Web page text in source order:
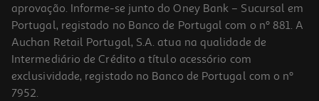
aprovação. Informe-se junto do Oney Bank – Sucursal em
Portugal, registado no Banco de Portugal com o nº 881. A
Auchan Retail Portugal, S.A. atua na qualidade de
Intermediário de Crédito a título acessório com
exclusividade, registado no Banco de Portugal com o nº
7952.